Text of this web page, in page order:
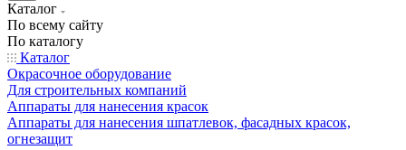
Каталог
По всему сайту
По каталогу
Каталог
Окрасочное оборудование
Для строительных компаний
Аппараты для нанесения красок
Аппараты для нанесения шпатлевок, фасадных красок,
огнезащит